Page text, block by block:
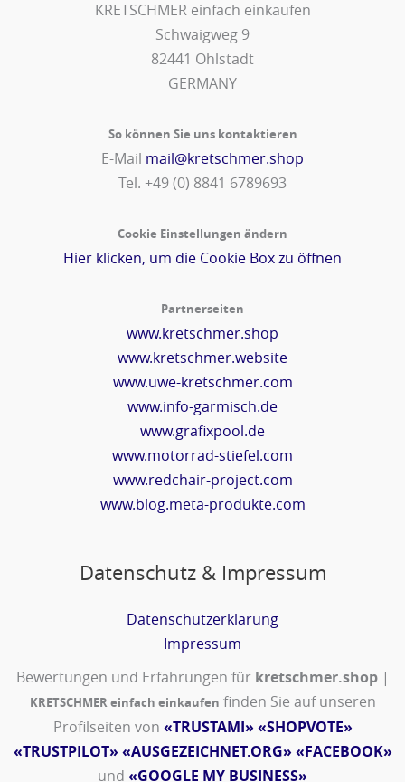
KRETSCHMER einfach einkaufen
Schwaigweg 9
82441 Ohlstadt
GERMANY
So können Sie uns kontaktieren
E-Mail mail@kretschmer.shop
Tel. +49 (0) 8841 6789693‬
Cookie Einstellungen ändern
Hier klicken, um die Cookie Box zu öffnen
Partnerseiten
www.kretschmer.shop
www.kretschmer.website
www.uwe-kretschmer.com
www.info-garmisch.de
www.grafixpool.de
www.motorrad-stiefel.com
www.redchair-project.com
www.blog.meta-produkte.com
Datenschutz & Impressum
Datenschutzerklärung
Impressum
Bewertungen und Erfahrungen für kretschmer.shop|
KRETSCHMER einfach einkaufen finden Sie auf unseren
Profilseiten von «TRUSTAMI» «SHOPVOTE»
«TRUSTPILOT» «AUSGEZEICHNET.ORG» «FACEBOOK»
und «GOOGLE MY BUSINESS»